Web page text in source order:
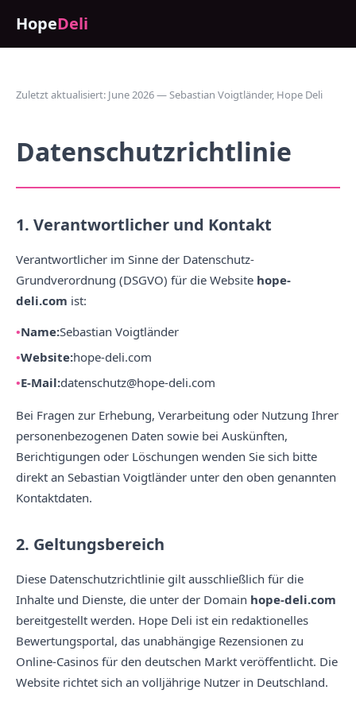
HopeDeli
Zuletzt aktualisiert: June 2026 — Sebastian Voigtländer, Hope Deli
Datenschutzrichtlinie
1. Verantwortlicher und Kontakt
Verantwortlicher im Sinne der Datenschutz-
Grundverordnung (DSGVO) für die Website hope-
deli.com ist:
Name:Sebastian Voigtländer
Website:hope-deli.com
E-Mail:datenschutz@hope-deli.com
Bei Fragen zur Erhebung, Verarbeitung oder Nutzung Ihrer
personenbezogenen Daten sowie bei Auskünften,
Berichtigungen oder Löschungen wenden Sie sich bitte
direkt an Sebastian Voigtländer unter den oben genannten
Kontaktdaten.
2. Geltungsbereich
Diese Datenschutzrichtlinie gilt ausschließlich für die
Inhalte und Dienste, die unter der Domain hope-deli.com
bereitgestellt werden. Hope Deli ist ein redaktionelles
Bewertungsportal, das unabhängige Rezensionen zu
Online-Casinos für den deutschen Markt veröffentlicht. Die
Website richtet sich an volljährige Nutzer in Deutschland.